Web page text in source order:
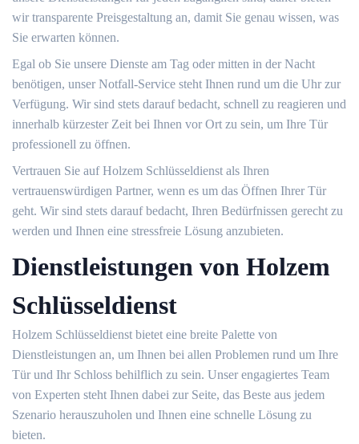
wir transparente Preisgestaltung an, damit Sie genau wissen, was
Sie erwarten können.
Egal ob Sie unsere Dienste am Tag oder mitten in der Nacht
benötigen, unser Notfall-Service steht Ihnen rund um die Uhr zur
Verfügung.​ Wir sind stets darauf bedacht, schnell zu reagieren und
innerhalb kürzester Zeit bei Ihnen vor Ort zu sein, um Ihre Tür
professionell zu öffnen.​
Vertrauen Sie auf Holzem Schlüsseldienst als Ihren
vertrauenswürdigen Partner, wenn es um das Öffnen Ihrer Tür
geht.​ Wir sind stets darauf bedacht, Ihren Bedürfnissen gerecht zu
werden und Ihnen eine stressfreie Lösung anzubieten.
Dienstleistungen von Holzem
Schlüsseldienst
Holzem Schlüsseldienst bietet eine breite Palette von
Dienstleistungen an, um Ihnen bei allen Problemen rund um Ihre
Tür und Ihr Schloss behilflich zu sein. Unser engagiertes Team
von Experten steht Ihnen dabei zur Seite, das Beste aus jedem
Szenario herauszuholen und Ihnen eine schnelle Lösung zu
bieten.​